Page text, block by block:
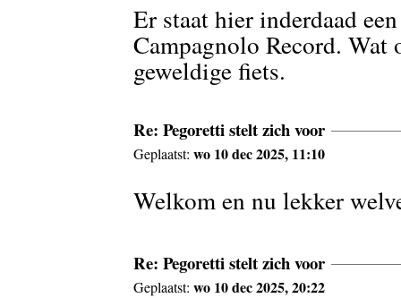
Er staat hier inderdaad
Campagnolo Record. Wat
geweldige fiets.
Re: Pegoretti stelt zich voor
Geplaatst:wo 10 dec 2025, 11:10
Welkom en nu lekker
Re: Pegoretti stelt zich voor
Geplaatst:wo 10 dec 2025, 20:22